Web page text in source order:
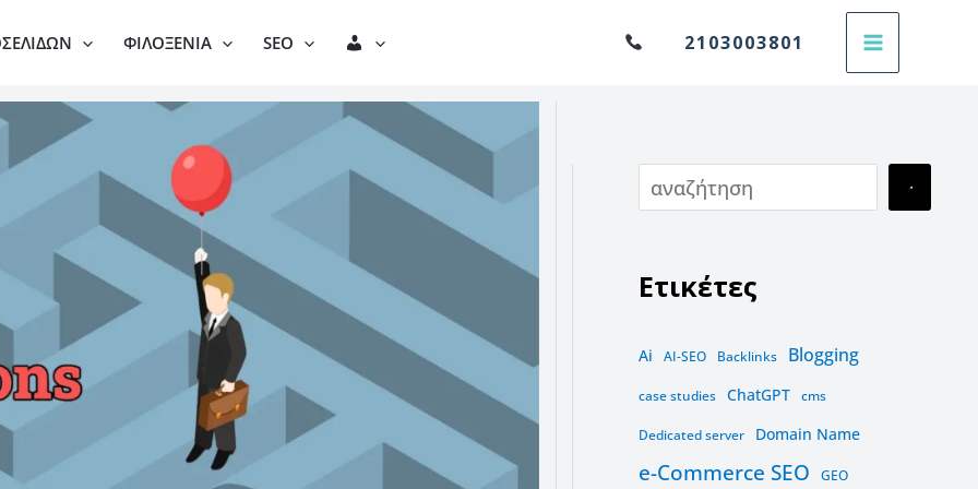
ΦΙΛΟΞΕΝΊΑ SEO
Γ
Ρ
Σ
Ό
2103003801
ν
τ
σ
Ετικέτες
Ai AI-SEO Backlinks Blogging
case studies ChatGPT cms
Dedicated server Domain Name
e-Commerce SEO GEO